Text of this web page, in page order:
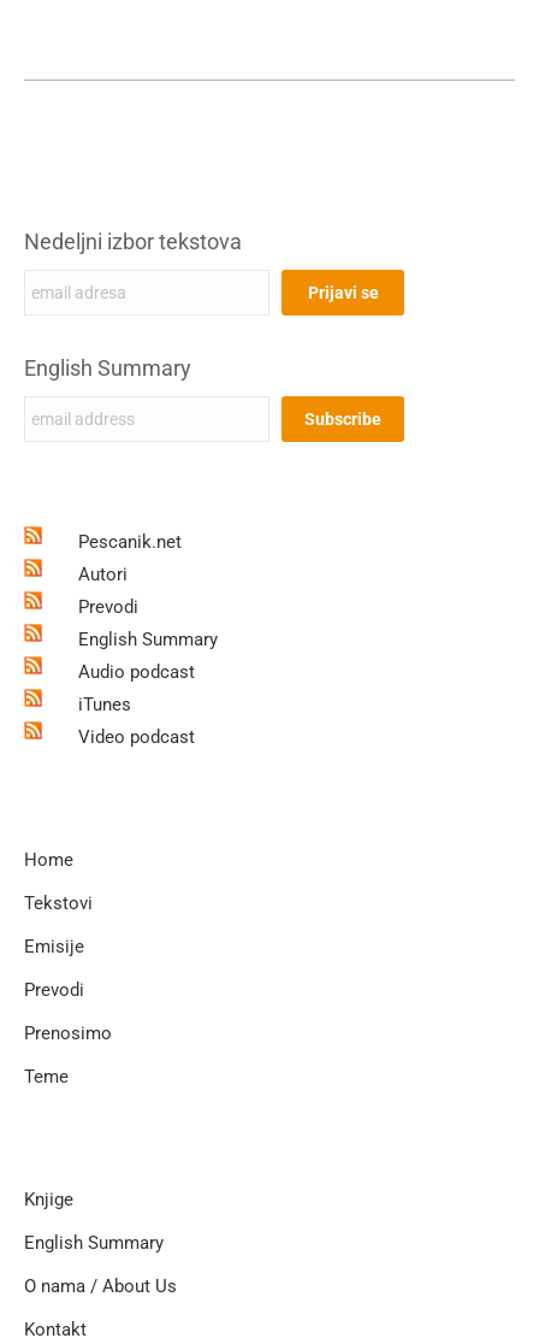
Nedeljni izbor tekstova
English Summary
Pescanik.net
Autori
Prevodi
English Summary
Audio podcast
iTunes
Video podcast
Home
Tekstovi
Emisije
Prevodi
Prenosimo
Teme
Knjige
English Summary
O nama / About Us
Kontakt